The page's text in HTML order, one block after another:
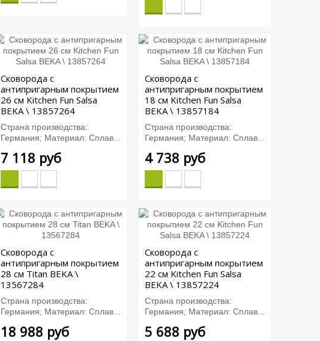
Сковорода с
антипригарным покрытием
26 см Kitchen Fun Salsa
BEKA \ 13857264
Страна производства:
Германия; Материал: Сплав...
7 118 руб
Сковорода с
антипригарным покрытием
18 см Kitchen Fun Salsa
BEKA \ 13857184
Страна производства:
Германия; Материал: Сплав...
4 738 руб
Сковорода с
антипригарным покрытием
28 см Titan BEKA \
13567284
Страна производства:
Германия; Материал: Сплав...
18 988 руб
Сковорода с
антипригарным покрытием
22 см Kitchen Fun Salsa
BEKA \ 13857224
Страна производства:
Германия; Материал: Сплав...
5 688 руб